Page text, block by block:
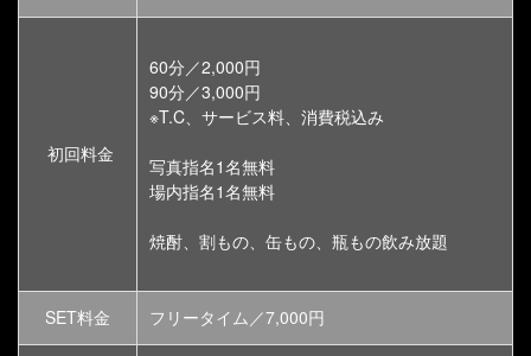
初回料金
60分／2,000円
90分／3,000円
※T.C、サービス料、消費税込み
写真指名1名無料
場内指名1名無料
焼酎、割もの、缶もの、瓶もの飲み放題
SET料金 フリータイム／7,000円